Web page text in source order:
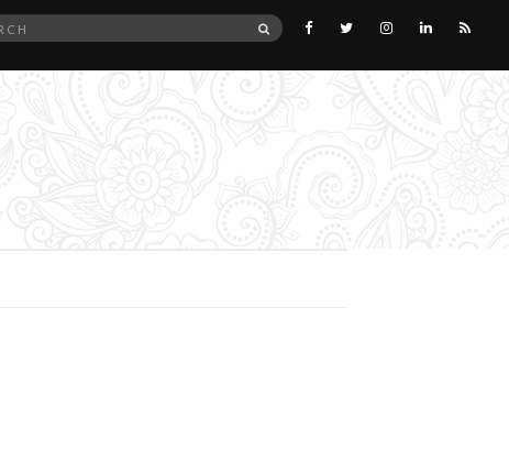
SEARCH